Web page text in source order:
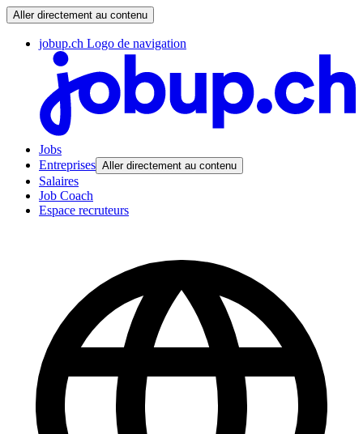
Aller directement au contenu
jobup.ch Logo de navigation
Jobs
Entreprises Aller directement au contenu
Salaires
Job Coach
Espace recruteurs